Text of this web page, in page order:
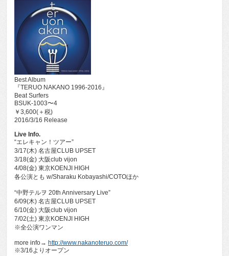
Best Album
『TERUO NAKANO 1996-2016』
Beat Surfers
BSUK-1003〜4
￥3,600(＋税)
2016/3/16 Release
Live Info.
“エレキャン！ツアー”
3/17(木) 名古屋CLUB UPSET
3/18(金) 大阪club vijon
4/08(金) 東京KOENJI HIGH
各公演とも w/Sharaku Kobayashi/COTOほか
“中野テルヲ 20th Anniversary Live”
6/09(木) 名古屋CLUB UPSET
6/10(金) 大阪club vijon
7/02(土) 東京KOENJI HIGH
※全公演ワンマン
more info→ http://www.nakanoteruo.com/
※3/16よりオープン